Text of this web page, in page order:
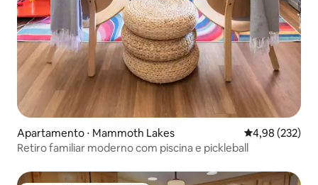
Apartamento ⋅ Mammoth Lakes 4,98 de uma
4,98 (232)
Retiro familiar moderno com piscina e pickleball